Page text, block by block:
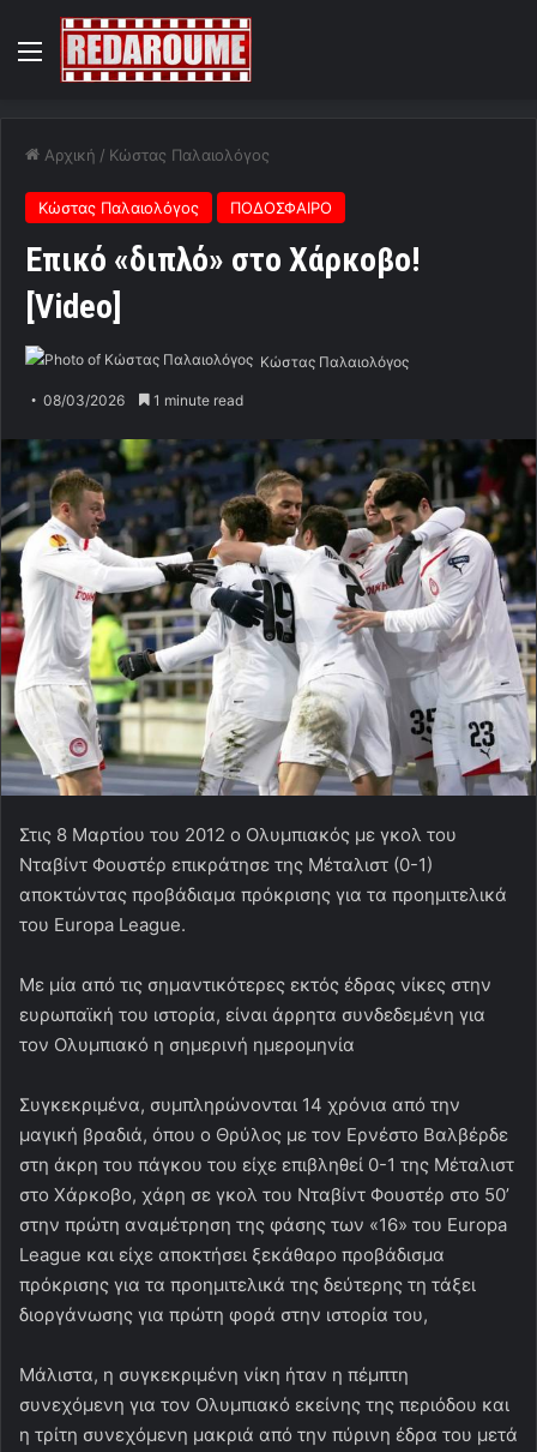
Menu
Αρχική / Κώστας Παλαιολόγος
Κώστας Παλαιολόγος ΠΟΔΟΣΦΑΙΡΟ
Επικό «διπλό» στο Χάρκοβο!
[Video]
Κώστας Παλαιολόγος
08/03/2026 1 minute read
Στις 8 Μαρτίου του 2012 ο Ολυμπιακός με γκολ του
Νταβίντ Φουστέρ επικράτησε της Μέταλιστ (0-1)
αποκτώντας προβάδιαμα πρόκρισης για τα προημιτελικά
του Europa League.
Με μία από τις σημαντικότερες εκτός έδρας νίκες στην
ευρωπαϊκή του ιστορία, είναι άρρητα συνδεδεμένη για
τον Ολυμπιακό η σημερινή ημερομηνία
Συγκεκριμένα, συμπληρώνονται 14 χρόνια από την
μαγική βραδιά, όπου ο Θρύλος με τον Ερνέστο Βαλβέρδε
στη άκρη του πάγκου του είχε επιβληθεί 0-1 της Μέταλιστ
στο Χάρκοβο, χάρη σε γκολ του Νταβίντ Φουστέρ στο 50’
στην πρώτη αναμέτρηση της φάσης των «16» του Europa
League και είχε αποκτήσει ξεκάθαρο προβάδισμα
πρόκρισης για τα προημιτελικά της δεύτερης τη τάξει
διοργάνωσης για πρώτη φορά στην ιστορία του,
Μάλιστα, η συγκεκριμένη νίκη ήταν η πέμπτη
συνεχόμενη για τον Ολυμπιακό εκείνης της περιόδου και
η τρίτη συνεχόμενη μακριά από την πύρινη έδρα του μετά